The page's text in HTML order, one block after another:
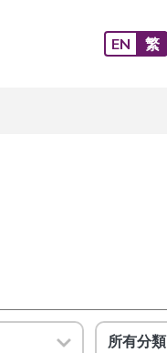
EN 繁
所有分類